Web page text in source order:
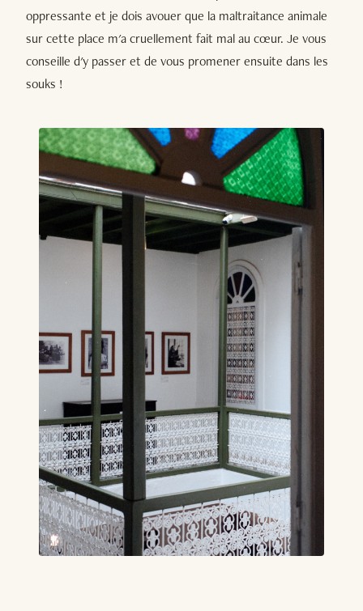
oppressante et je dois avouer que la maltraitance animale
sur cette place m'a cruellement fait mal au cœur. Je vous
conseille d'y passer et de vous promener ensuite dans les
souks !